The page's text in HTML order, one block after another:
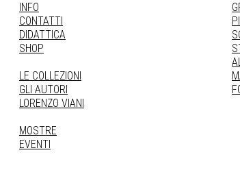
INFO
CONTATTI
DIDATTICA
SHOP
LE COLLEZIONI
GLI AUTORI
LORENZO VIANI
MOSTRE
EVENTI